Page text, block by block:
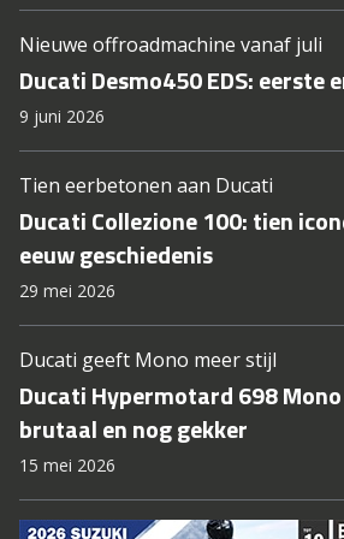
Nieuwe offroadmachine vanaf juli
Ducati Desmo450 EDS: eerste
9 juni 2026
Tien eerbetonen aan Ducati
Ducati Collezione 100: tien
eeuw geschiedenis
29 mei 2026
Ducati geeft Mono meer stijl
Ducati Hypermotard 698
brutaal en nog gekker
15 mei 2026